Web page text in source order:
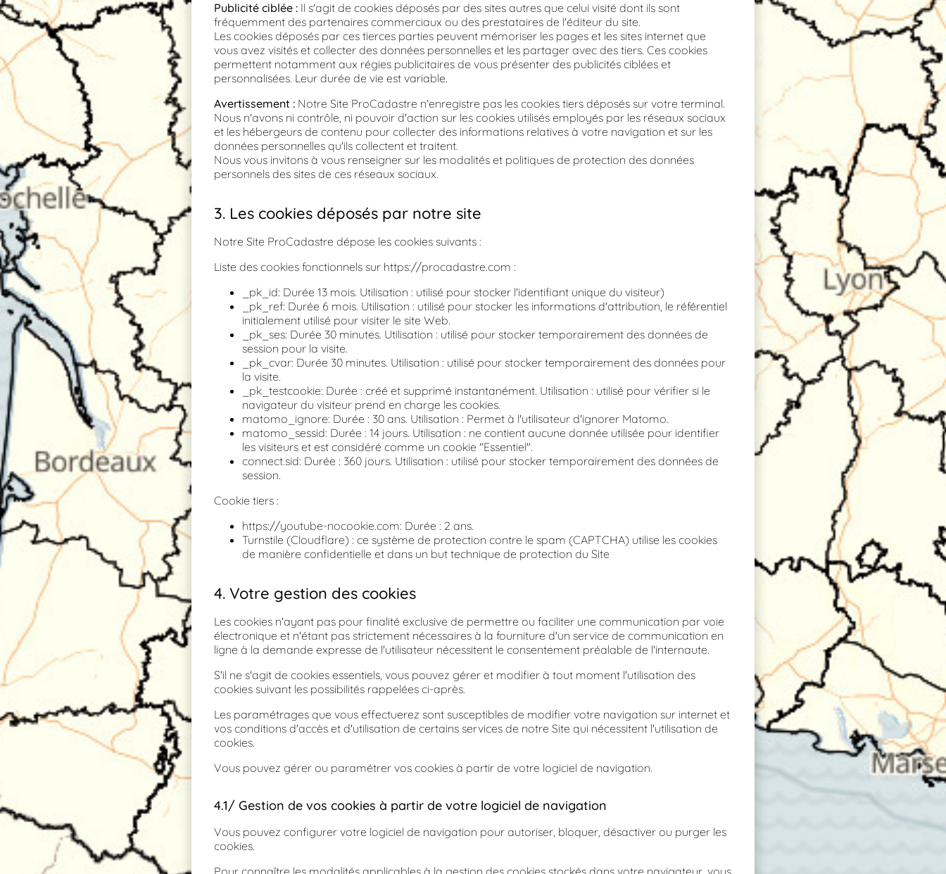
Publicité ciblée : Il s'agit de cookies déposés par des sites autres que celui visité dont ils sont
fréquemment des partenaires commerciaux ou des prestataires de l'éditeur du site.
Les cookies déposés par ces tierces parties peuvent mémoriser les pages et les sites internet que
vous avez visités et collecter des données personnelles et les partager avec des tiers. Ces cookies
permettent notamment aux régies publicitaires de vous présenter des publicités ciblées et
personnalisées. Leur durée de vie est variable.
Avertissement : Notre Site ProCadastre n'enregistre pas les cookies tiers déposés sur votre terminal.
Nous n'avons ni contrôle, ni pouvoir d'action sur les cookies utilisés employés par les réseaux sociaux
et les hébergeurs de contenu pour collecter des informations relatives à votre navigation et sur les
données personnelles qu'ils collectent et traitent.
Nous vous invitons à vous renseigner sur les modalités et politiques de protection des données
personnels des sites de ces réseaux sociaux.
3. Les cookies déposés par notre site
Notre Site ProCadastre dépose les cookies suivants :
Liste des cookies fonctionnels sur https://procadastre.com :
_pk_id: Durée 13 mois. Utilisation : utilisé pour stocker l'identifiant unique du visiteur)
_pk_ref: Durée 6 mois. Utilisation : utilisé pour stocker les informations d'attribution, le référentiel
initialement utilisé pour visiter le site Web.
_pk_ses: Durée 30 minutes. Utilisation : utilisé pour stocker temporairement des données de
session pour la visite.
_pk_cvar: Durée 30 minutes. Utilisation : utilisé pour stocker temporairement des données pour
la visite.
_pk_testcookie: Durée : créé et supprimé instantanément. Utilisation : utilisé pour vérifier si le
navigateur du visiteur prend en charge les cookies.
matomo_ignore: Durée : 30 ans. Utilisation : Permet à l'utilisateur d'ignorer Matomo.
matomo_sessid: Durée : 14 jours. Utilisation : ne contient aucune donnée utilisée pour identifier
les visiteurs et est considéré comme un cookie "Essentiel".
connect.sid: Durée : 360 jours. Utilisation : utilisé pour stocker temporairement des données de
session.
Cookie tiers :
https://youtube-nocookie.com: Durée : 2 ans.
Turnstile (Cloudflare) : ce système de protection contre le spam (CAPTCHA) utilise les cookies
de manière confidentielle et dans un but technique de protection du Site
4. Votre gestion des cookies
Les cookies n'ayant pas pour finalité exclusive de permettre ou faciliter une communication par voie
électronique et n'étant pas strictement nécessaires à la fourniture d'un service de communication en
ligne à la demande expresse de l'utilisateur nécessitent le consentement préalable de l'internaute.
S'il ne s'agit de cookies essentiels, vous pouvez gérer et modifier à tout moment l'utilisation des
cookies suivant les possibilités rappelées ci-après.
Les paramétrages que vous effectuerez sont susceptibles de modifier votre navigation sur internet et
vos conditions d'accès et d'utilisation de certains services de notre Site qui nécessitent l'utilisation de
cookies.
Vous pouvez gérer ou paramétrer vos cookies à partir de votre logiciel de navigation.
4.1/ Gestion de vos cookies à partir de votre logiciel de navigation
Vous pouvez configurer votre logiciel de navigation pour autoriser, bloquer, désactiver ou purger les
cookies.
Pour connaître les modalités applicables à la gestion des cookies stockés dans votre navigateur, vous